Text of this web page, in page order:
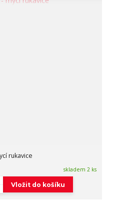
rukavice
skladem 2 ks
Vložit do košíku